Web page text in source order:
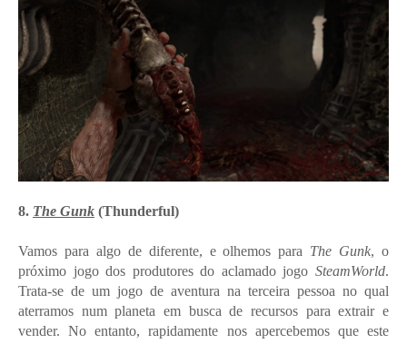
8. The Gunk (Thunderful)
Vamos para algo de diferente, e olhemos para The Gunk, o
próximo jogo dos produtores do aclamado jogo SteamWorld.
Trata-se de um jogo de aventura na terceira pessoa no qual
aterramos num planeta em busca de recursos para extrair e
vender. No entanto, rapidamente nos apercebemos que este